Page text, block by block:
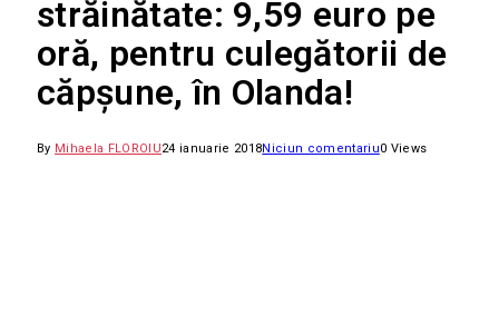
străinătate: 9,59 euro pe
oră, pentru culegătorii de
căpșune, în Olanda!
By Mihaela FLOROIU24 ianuarie 2018Niciun comentariu0 Views